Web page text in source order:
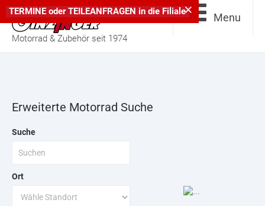
Motorrad & Zubehör seit 1974
Menu
Erweiterte Motorrad Suche
Suche
Ort
×
TERMINE oderTEILEANFRAGEN in die Filiale